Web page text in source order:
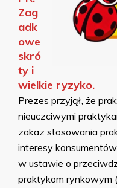
Zag
adk
owe
skró
ty i
wielkie ryzyko.
Prezes przyjął, że
nieuczciwymi
zakaz stosowania
interesy
w ustawie o
praktykom rynkowym